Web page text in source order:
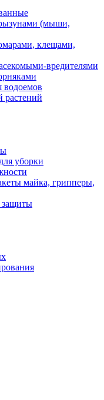
(мыши,
клещами,
вредителями
водоемов
растений
уборки
майка, грипперы,
защиты